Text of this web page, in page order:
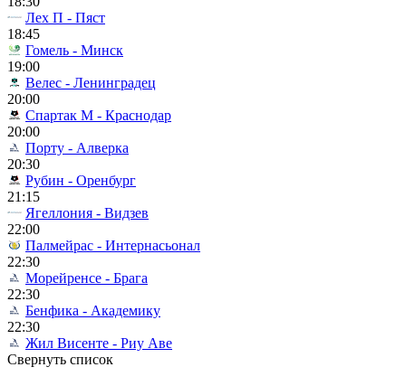
Лех П - Пяст
18:45
Гомель - Минск
19:00
Велес - Ленинградец
20:00
Спартак М - Краснодар
20:00
Порту - Алверка
20:30
Рубин - Оренбург
21:15
Ягеллония - Видзев
22:00
Палмейрас - Интернасьонал
22:30
Морейренсе - Брага
22:30
Бенфика - Академику
22:30
Жил Висенте - Риу Аве
Свернуть список